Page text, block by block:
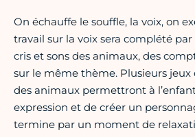
On échauffe le souffle, la voix, on
travail sur la voix sera complété par
cris et sons des animaux, des
sur le même thème. Plusieurs
des animaux permettront à
expression et de créer un
termine par un moment de